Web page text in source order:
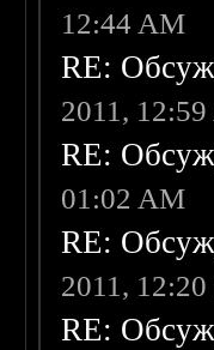
12:44 AM
RE:
2011,
RE:
01:02 AM
RE:
2011,
RE: